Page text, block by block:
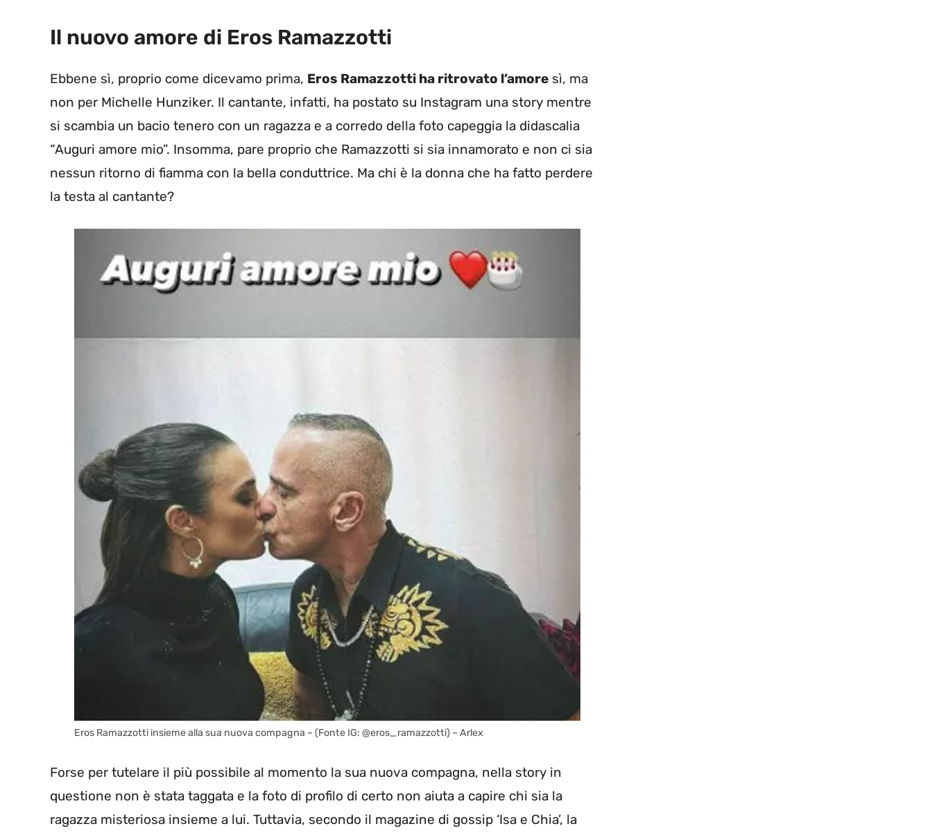
Il nuovo amore di Eros Ramazzotti
Ebbene sì, proprio come dicevamo prima, Eros Ramazzotti ha ritrovato l’amore sì, ma
non per Michelle Hunziker. Il cantante, infatti, ha postato su Instagram una story mentre
si scambia un bacio tenero con un ragazza e a corredo della foto capeggia la didascalia
“Auguri amore mio”. Insomma, pare proprio che Ramazzotti si sia innamorato e non ci sia
nessun ritorno di fiamma con la bella conduttrice. Ma chi è la donna che ha fatto perdere
la testa al cantante?
Eros Ramazzotti insieme alla sua nuova compagna – (Fonte IG: @eros_ramazzotti) – Arlex
Forse per tutelare il più possibile al momento la sua nuova compagna, nella story in
questione non è stata taggata e la foto di profilo di certo non aiuta a capire chi sia la
ragazza misteriosa insieme a lui. Tuttavia, secondo il magazine di gossip ‘Isa e Chia’, la